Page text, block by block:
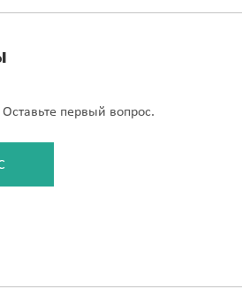
Оставьте первый вопрос.